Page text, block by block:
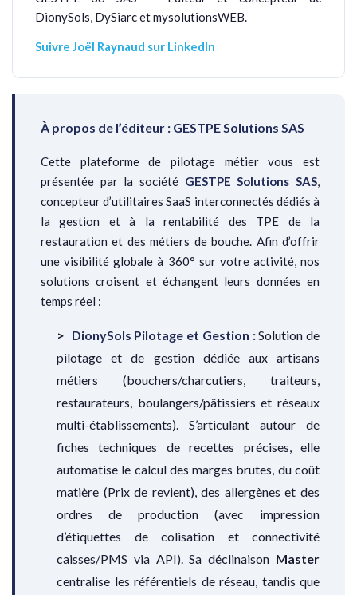
DionySols, DySiarc et mysolutionsWEB.
Suivre Joël Raynaud sur LinkedIn
À propos de l’éditeur : GESTPE Solutions SAS
Cette plateforme de pilotage métier vous est
présentée par la société GESTPE Solutions SAS,
concepteur d’utilitaires SaaS interconnectés dédiés à
la gestion et à la rentabilité des TPE de la
restauration et des métiers de bouche. Afin d’offrir
une visibilité globale à 360° sur votre activité, nos
solutions croisent et échangent leurs données en
temps réel :
DionySols Pilotage et Gestion :Solution de
pilotage et de gestion dédiée aux artisans
métiers (bouchers/charcutiers, traiteurs,
restaurateurs, boulangers/pâtissiers et réseaux
multi-établissements). S’articulant autour de
fiches techniques de recettes précises, elle
automatise le calcul des marges brutes, du coût
matière (Prix de revient), des allergènes et des
ordres de production (avec impression
d’étiquettes de colisation et connectivité
caisses/PMS via API). Sa déclinaison Master
centralise les référentiels de réseau, tandis que